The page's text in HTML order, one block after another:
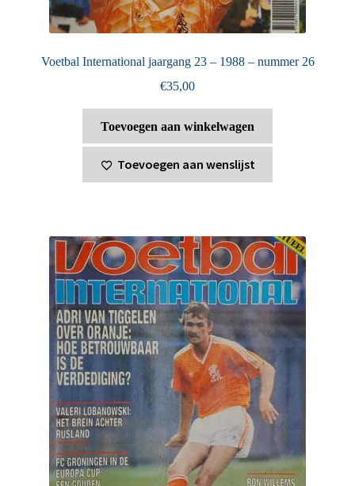
Voetbal International jaargang 23 – 1988 – nummer 26
€35,00
Toevoegen aan winkelwagen
Toevoegen aan wenslijst